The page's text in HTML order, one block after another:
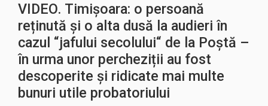
VIDEO. Timișoara: o persoană
reținută și o alta dusă la audieri în
cazul “jafului secolului“ de la Poștă –
în urma unor percheziții au fost
descoperite și ridicate mai multe
bunuri utile probatoriului